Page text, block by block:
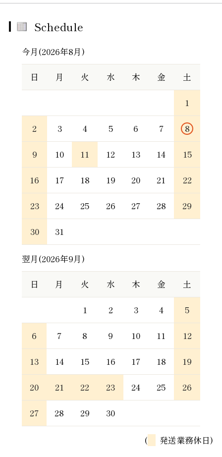
Schedule
今月(2026年8月)
日 月 火 水 木 金 土
1
2 3 4 5 6 7 8
9 10 11 12 13 14 15
16 17 18 19 20 21 22
23 24 25 26 27 28 29
30 31
翌月(2026年9月)
日 月 火 水 木 金 土
1 2 3 4 5
6 7 8 9 10 11 12
13 14 15 16 17 18 19
20 21 22 23 24 25 26
27 28 29 30
( 発送業務休日)